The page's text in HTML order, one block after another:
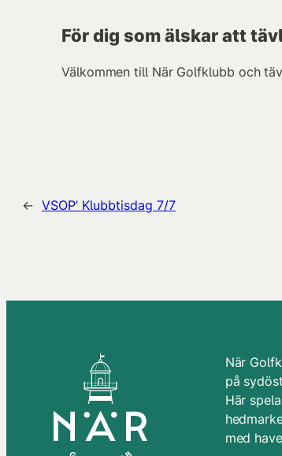
För dig som älskar att
Välkommen till När Golfklubb och
← VSOP’ Klubbtisdag 7/7
När
på
Här
med